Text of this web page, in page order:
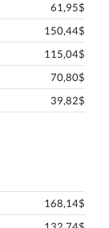
61,95$
150,44$
115,04$
70,80$
39,82$
168,14$